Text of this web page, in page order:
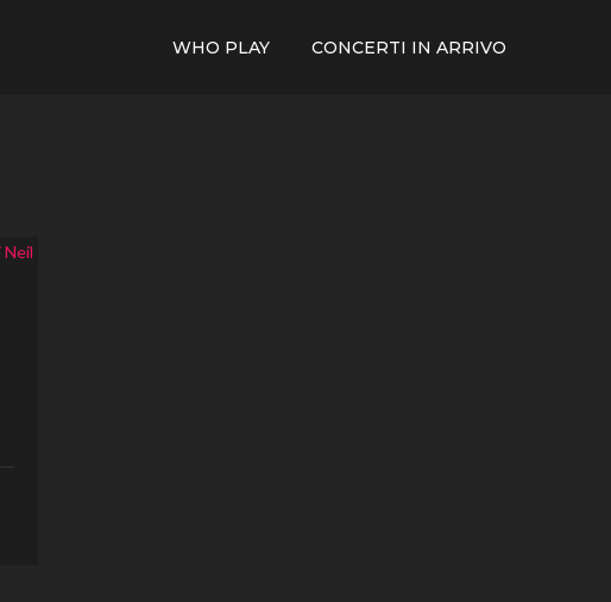
WHO PLAY CONCERTI IN ARRIVO